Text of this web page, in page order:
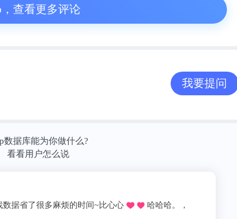
对产业链的涨价是不排斥，甚至有些支
产能建起来了，这大约是去年出货量的
论行业内的还是行业外的，是不是都开
，这种下降不是基于材料降价，更多的
升，度电消耗的材料更少等逻辑来实现
查看更多评论
我要提问
数据库能为你做什么?
看看用户怎么说
以看文献写论文啦，再也不用早起去扒位23333